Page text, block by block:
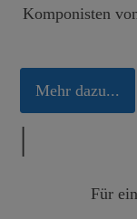
Komponisten
Mehr dazu...
|
Für